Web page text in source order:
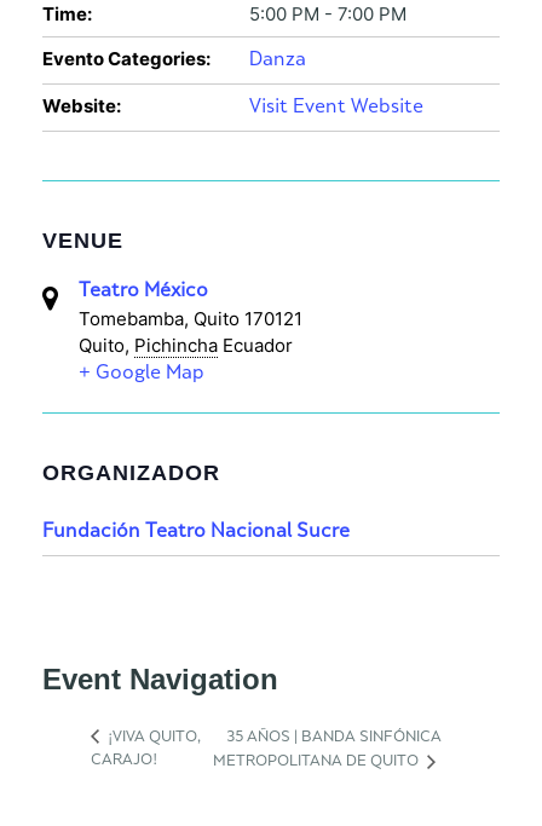
Time:
5:00 PM - 7:00 PM
Evento Categories:
Danza
Website: Visit Event Website
VENUE
Teatro México
Tomebamba, Quito 170121
Quito, Pichincha Ecuador
+ Google Map
ORGANIZADOR
Fundación Teatro Nacional Sucre
Event Navigation
¡VIVA QUITO,
CARAJO!
35 AÑOS | BANDA SINFÓNICA
METROPOLITANA DE QUITO